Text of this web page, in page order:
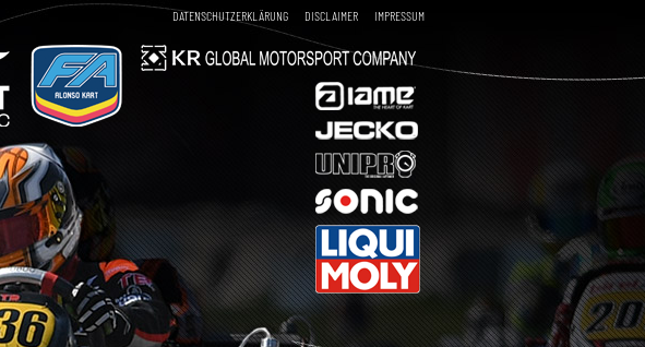
DATENSCHUTZERKLÄRUNG DISCLAIMER IMPRESSUM